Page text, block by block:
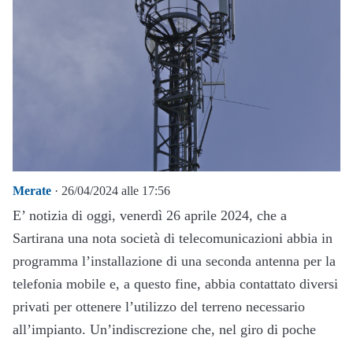
Merate · 26/04/2024 alle 17:56
E’ notizia di oggi, venerdì 26 aprile 2024, che a
Sartirana una nota società di telecomunicazioni abbia in
programma l’installazione di una seconda antenna per la
telefonia mobile e, a questo fine, abbia contattato diversi
privati per ottenere l’utilizzo del terreno necessario
all’impianto. Un’indiscrezione che, nel giro di poche